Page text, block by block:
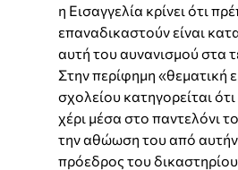
η Εισαγγελία κρίνει ότι
επαναδικαστούν είναι
αυτή του αυνανισμού στα
Στην περίφημη «θεματική
σχολείου κατηγορείται
χέρι μέσα στο παντελόνι
την αθώωση του από αυτήν
πρόεδρος του